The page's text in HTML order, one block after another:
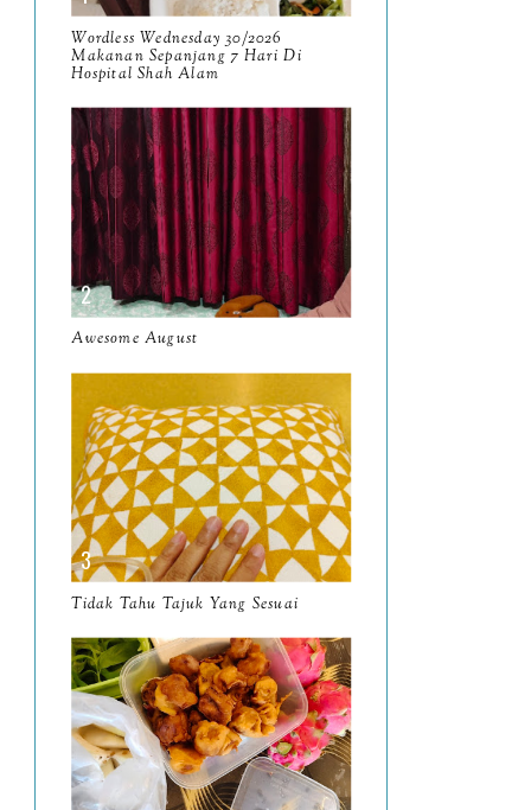
September
August8
July 14
June 10
May 9
April 9
March11
February
January
2024130
December19
November12
October
September13
August9
July12
June
Wordless Wednesday 30/2026
Makanan Sepanjang 7 Hari Di
Hospital Shah Alam
Awesome August
Tidak Tahu Tajuk Yang Sesuai